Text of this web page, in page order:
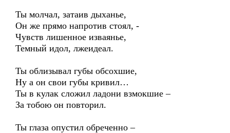
Ты молчал, затаив дыханье,
Он же прямо напротив стоял, -
Чувств лишенное изваянье,
Темный идол, лжеидеал.
Ты облизывал губы обсохшие,
Ну а он свои губы кривил…
Ты в кулак сложил ладони взмокшие –
За тобою он повторил.
Ты глаза опустил обреченно –